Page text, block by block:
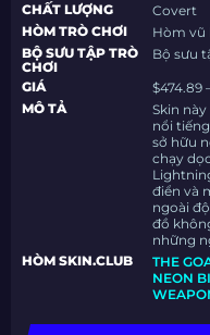
CHẤT LƯỢNG
Covert
HÒM TRÒ CHƠI
Hòm vũ
BỘ SƯU TẬP TRÒ
CHƠI
Bộ sưu
GIÁ
$474.89
MÔ TẢ
Skin
nổi
sở hữu
chạy
điển và
ngoài
đồ
những
HÒM SKIN.CLUB
THE
NEON